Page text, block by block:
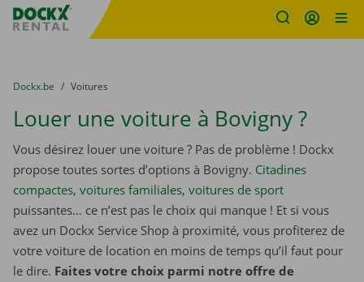
sitename
You are here:
du
Dockx.be to
Voitures
Louer une voiture à Bovigny ?
Vous désirez louer une voiture ? Pas de problème ! Dockx
propose toutes sortes d’options à Bovigny. Citadines
compactes, voitures familiales, voitures de sport
puissantes… ce n’est pas le choix qui manque ! Et si vous
avez un Dockx Service Shop à proximité, vous profiterez de
votre voiture de location en moins de temps qu’il faut pour
le dire. Faites votre choix parmi notre offre de